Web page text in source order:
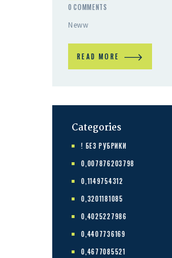
0 COMMENTS
Neww
READ MORE
Categories
! БЕЗ РУБРИКИ
0,007876203798
0,1149754312
0,3201181085
0,4025227986
0,4407736169
0,4677085521